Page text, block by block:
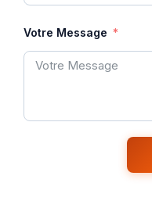
Votre Message